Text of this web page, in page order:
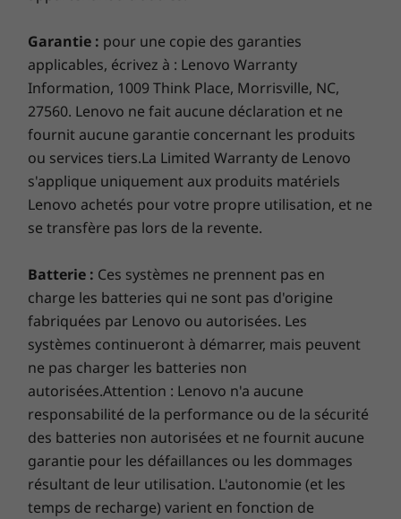
Garantie : pour une copie des garanties
applicables, écrivez à : Lenovo Warranty
Information, 1009 Think Place, Morrisville, NC,
27560. Lenovo ne fait aucune déclaration et ne
fournit aucune garantie concernant les produits
ou services tiers.La Limited Warranty de Lenovo
s'applique uniquement aux produits matériels
Lenovo achetés pour votre propre utilisation, et ne
se transfère pas lors de la revente.
Batterie : Ces systèmes ne prennent pas en
charge les batteries qui ne sont pas d'origine
fabriquées par Lenovo ou autorisées. Les
systèmes continueront à démarrer, mais peuvent
ne pas charger les batteries non
autorisées.Attention : Lenovo n'a aucune
responsabilité de la performance ou de la sécurité
des batteries non autorisées et ne fournit aucune
garantie pour les défaillances ou les dommages
résultant de leur utilisation. L'autonomie (et les
temps de recharge) varient en fonction de